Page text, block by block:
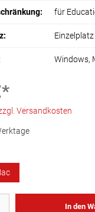
für
Einzelplatz
Windows,
Versandkosten
In den